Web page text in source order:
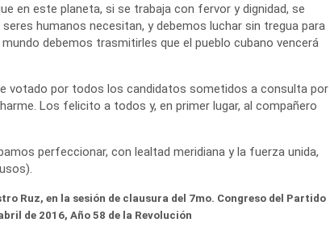
en este planeta, si se trabaja con fervor y dignidad, se
humanos necesitan, y debemos luchar sin tregua para
debemos trasmitirles que el pueblo cubano vencerá
votado por todos los candidatos sometidos a consulta por
Los felicito a todos y, en primer lugar, al compañero
perfeccionar, con lealtad meridiana y la fuerza unida,
Ruz, en la sesión de clausura del 7mo. Congreso del Partido
de 2016, Año 58 de la Revolución